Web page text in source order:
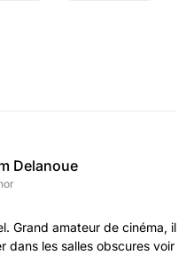
Delanoue
Grand amateur de cinéma, il
dans les salles obscures voir